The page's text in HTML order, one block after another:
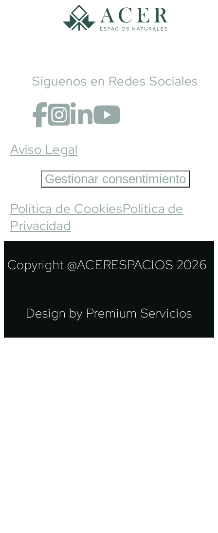
Síguenos en Redes Sociales
Aviso Legal
Gestionar consentimiento
Política de CookiesPolítica de
Privacidad
Copyright @ACERESPACIOS 2026
Design by Premium Servicios